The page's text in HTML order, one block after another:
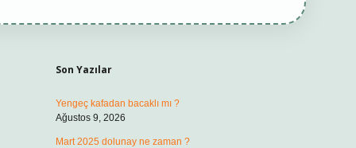
Son Yazılar
Yengeç kafadan bacaklı mı ?
Ağustos 9, 2026
Mart 2025 dolunay ne zaman ?